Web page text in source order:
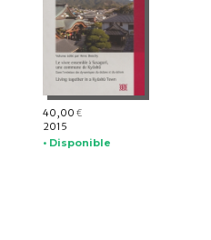
40,00 €
2015
• Disponible